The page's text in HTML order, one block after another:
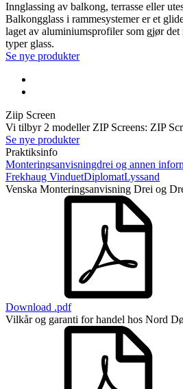
Innglassing av balkong, terrasse eller
Balkongglass i rammesystemer er et
laget av aluminiumsprofiler som gjør
typer glass.
Se nye produkter
Ziip Screen
Vi tilbyr 2 modeller ZIP Screens: ZIP
Se nye produkter
Praktiksinfo
Monteringsanvisningdrei og annen
Frekhaug VinduetDiplomatLyssand
Venska Monteringsanvisning Drei og
Download .pdf
Vilkår og garanti for handel hos Nord